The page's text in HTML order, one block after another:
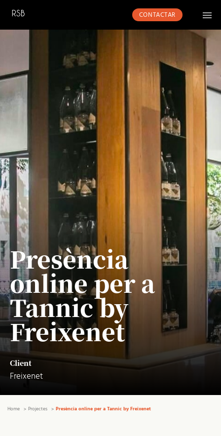
CONTACTAR
Presència
online per a
Tannic by
Freixenet
Client
Freixenet
Home Projectes Presència online per a Tannic by Freixenet